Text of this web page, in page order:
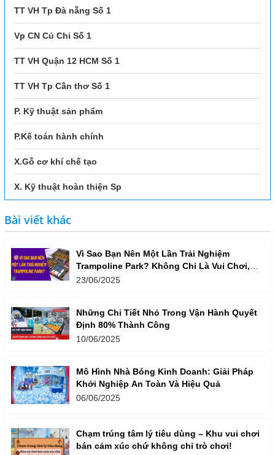
TT VH Tp Đà nẵng Số 1
Vp CN Củ Chi Số 1
TT VH Quận 12 HCM Số 1
TT VH Tp Cần thơ Số 1
P. Kỹ thuật sản phẩm
P.Kế toán hành chính
X.Gỗ cơ khí chế tạo
X. Kỹ thuật hoàn thiện Sp
Bài viết khác
Vì Sao Bạn Nên Một Lần Trải Nghiệm
Trampoline Park? Không Chỉ Là Vui Chơi,
Mà Còn Là Một Lối Sống Năng Động!
23/06/2025
Những Chi Tiết Nhỏ Trong Vận Hành Quyết
Định 80% Thành Công
10/06/2025
Mô Hình Nhà Bóng Kinh Doanh: Giải Pháp
Khởi Nghiệp An Toàn Và Hiệu Quả
06/06/2025
Chạm trúng tâm lý tiêu dùng – Khu vui chơi
bán cảm xúc chứ không chỉ trò chơi!